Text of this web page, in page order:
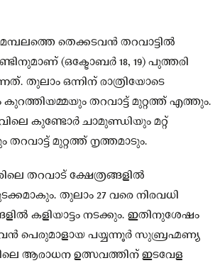
തെക്കടവൻ തറവാട്ടിൽ
(ഒക്ടോബർ 18, 19) പുത്തരി
തുലാം ഒന്നിന് രാത്രിയോടെ
തറവാട്ട് മുറ്റത്ത് എത്തും.
കുണ്ടോർ ചാമുണ്ഡിയും മറ്റ്
മുറ്റത്ത് നൃത്തമാടും.
തറവാട് ക്ഷേത്രങ്ങളിൽ
തുലാം 27 വരെ നിരവധി
കളിയാട്ടം നടക്കും. ഇതിനുശേഷം
പെരുമാളായ പയ്യന്നൂർ സുബ്രഹ്മണ്യ
ആരാധന ഉത്സവത്തിന് ഇടവേള